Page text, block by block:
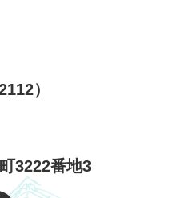
）
3222番地3